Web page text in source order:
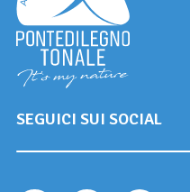
SEGUICI SUI SOCIAL